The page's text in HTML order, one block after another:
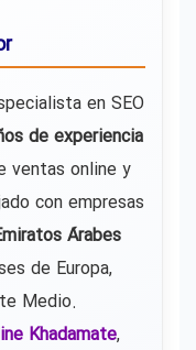
en SEO
de experiencia
ventas online y
con empresas
Árabes
de Europa,
Medio.
Khadamate,